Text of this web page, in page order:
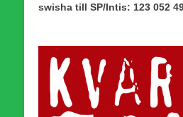
swisha till SP/Intis: 123 052